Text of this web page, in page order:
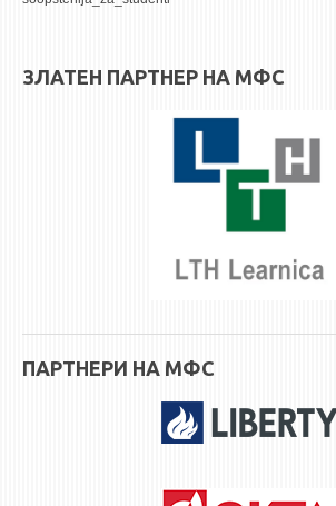
ЗЛАТЕН ПАРТНЕР НА МФС
ПАРТНЕРИ НА МФС